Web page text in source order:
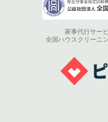
家事代行サー
全国ハウスクリーニ